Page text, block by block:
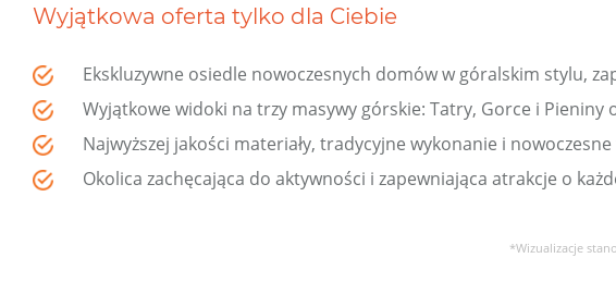
Wyjątkowa oferta tylko dla Ciebie
Ekskluzywne osiedle nowoczesnych domów w góralskim stylu,
Wyjątkowe widoki na trzy masywy górskie: Tatry, Gorce i Pieniny
Najwyższej jakości materiały, tradycyjne wykonanie i
Okolica zachęcająca do aktywności i zapewniająca atrakcje o
*Wizualizacje